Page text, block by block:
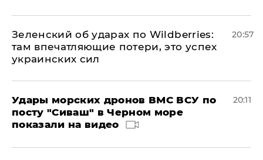
Зеленский об ударах по Wildberries:
там впечатляющие потери, это успех
украинских сил
20:57
Удары морских дронов ВМС ВСУ по
посту "Сиваш" в Черном море
показали на видео
20:11